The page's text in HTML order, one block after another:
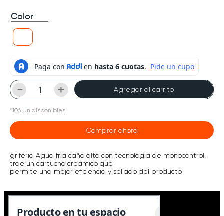
Color
＋
－ Agregar al carrito
*106 Un disponibles.
Comprar ahora
griferia Agua fria caño alto con tecnologia de monocontrol,
trae un cartucho creamico que
permite una mejor eficiencia y sellado del producto